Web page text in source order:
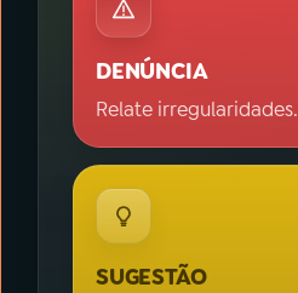
DENÚNCIA
Relate irregularidades.
SUGESTÃO